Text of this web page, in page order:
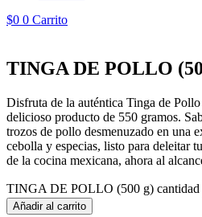
$0 0 Carrito
TINGA DE POLLO
Disfruta de la auténtica Tinga de
delicioso producto de 550 gramos.
trozos de pollo desmenuzado en una
cebolla y especias, listo para deleitar
de la cocina mexicana, ahora al
TINGA DE POLLO (500 g) cantidad
Añadir al carrito